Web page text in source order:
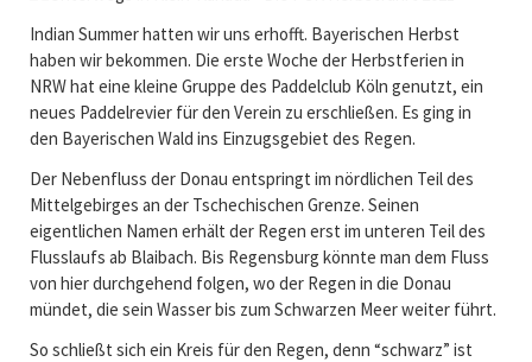
Indian Summer hatten wir uns erhofft. Bayerischen Herbst
haben wir bekommen. Die erste Woche der Herbstferien in
NRW hat eine kleine Gruppe des Paddelclub Köln genutzt, ein
neues Paddelrevier für den Verein zu erschließen. Es ging in
den Bayerischen Wald ins Einzugsgebiet des Regen.
Der Nebenfluss der Donau entspringt im nördlichen Teil des
Mittelgebirges an der Tschechischen Grenze. Seinen
eigentlichen Namen erhält der Regen erst im unteren Teil des
Flusslaufs ab Blaibach. Bis Regensburg könnte man dem Fluss
von hier durchgehend folgen, wo der Regen in die Donau
mündet, die sein Wasser bis zum Schwarzen Meer weiter führt.
So schließt sich ein Kreis für den Regen, denn “schwarz” ist